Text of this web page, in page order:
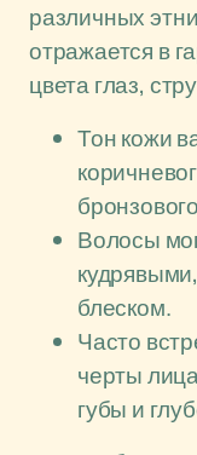
различных
отражается в
цвета глаз,
Тон кожи
Волосы
блеском.
Часто
черты
губы и